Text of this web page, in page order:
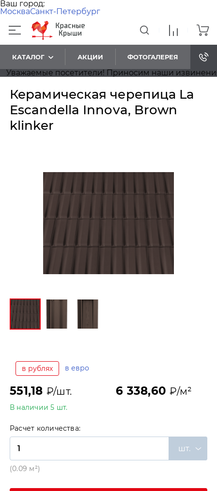
Ваш город:
МоскваСанкт-Петербург
КАТАЛОГ АКЦИИ ФОТОГАЛЕРЕЯ
посетители! Приносим наши извинения,
Керамическая черепица La
Escandella Innova, Brown
klinker
в рублях в евро
551,18 ₽/шт. 6 338,60₽/м²
В наличии 5 шт.
Расчет количества:
шт.
(0.09 м²)